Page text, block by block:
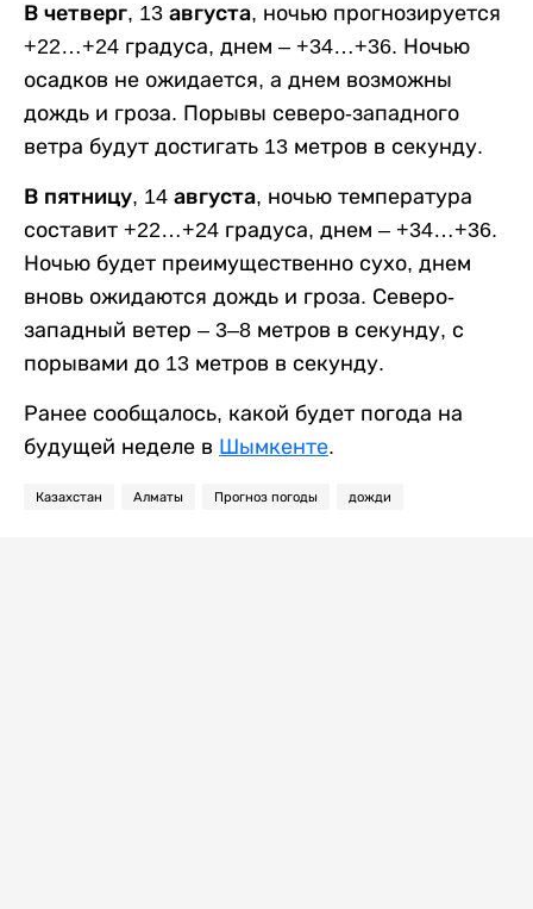
В четверг, 13 августа, ночью прогнозируется
+22…+24 градуса, днем – +34…+36. Ночью
осадков не ожидается, а днем возможны
дождь и гроза. Порывы северо-западного
ветра будут достигать 13 метров в секунду.
В пятницу, 14 августа, ночью температура
составит +22…+24 градуса, днем – +34…+36.
Ночью будет преимущественно сухо, днем
вновь ожидаются дождь и гроза. Северо-
западный ветер – 3–8 метров в секунду, с
порывами до 13 метров в секунду.
Ранее сообщалось, какой будет погода на
будущей неделе в Шымкенте.
Казахстан Алматы Прогноз погоды дожди